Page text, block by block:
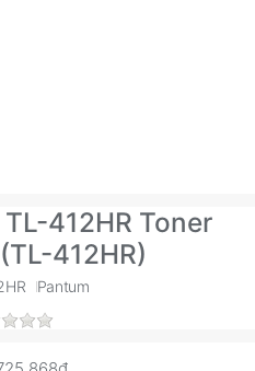
412HR Toner
412HR)
Pantum